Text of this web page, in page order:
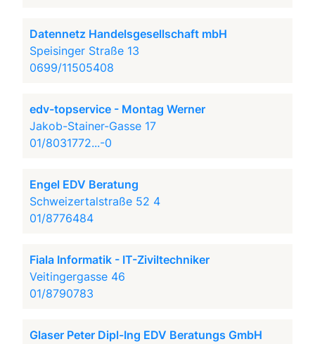
Datennetz Handelsgesellschaft mbH
Speisinger Straße 13
0699/11505408
edv-topservice - Montag Werner
Jakob-Stainer-Gasse 17
01/8031772...-0
Engel EDV Beratung
Schweizertalstraße 52 4
01/8776484
Fiala Informatik - IT-Ziviltechniker
Veitingergasse 46
01/8790783
Glaser Peter Dipl-Ing EDV Beratungs GmbH